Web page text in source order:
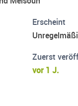
Erscheint
Zuerst
vor 1 J.